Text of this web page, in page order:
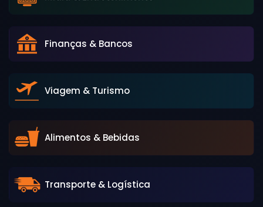
Finanças & Bancos
Viagem & Turismo
Alimentos & Bebidas
Transporte & Logística